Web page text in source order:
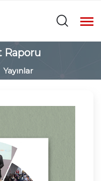
Raporu
Yayınlar